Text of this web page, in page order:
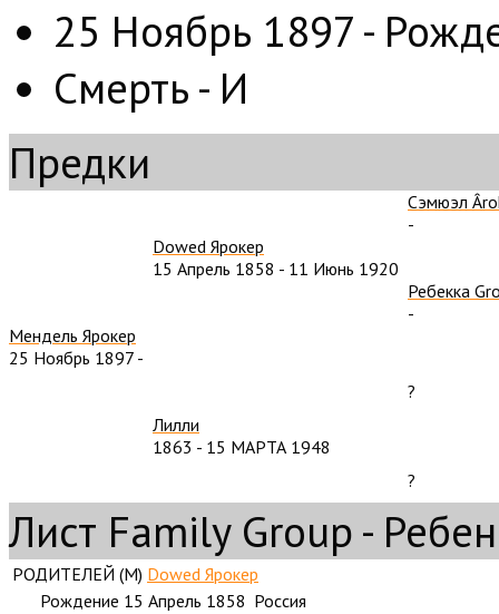
25 Ноябрь 1897 -
Смерть - И
Предки
Сэмюэл
-
Dowed Ярокер
15 Апрель 1858 - 11 Июнь 1920
Ребекка
-
Мендель Ярокер
25 Ноябрь 1897 -
?
Лилли
1863 - 15 МАРТА 1948
?
Лист Family Group -
РОДИТЕЛЕЙ (M) Dowed Ярокер
Рождение 15 Апрель 1858 Россия